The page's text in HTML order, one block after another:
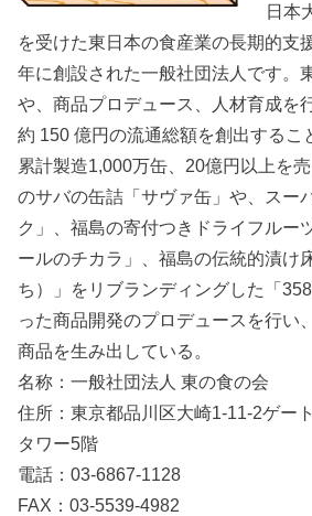
日本
を受けた東日本の食産業の長期的支
年に創設された一般社団法人です。
や、商品プロデュース、人材育成を
約 150 億円の流通総額を創出するこ
累計製造1,000万缶、20億円以上を
のサバの缶詰「サヴァ缶」や、スー
ク」、福島の寄付つきドライフルー
ールのチカラ」、福島の伝統的漬け
ち）」をリブランディングした「
った商品開発のプロデュースを行い
商品を生み出している。
名称：一般社団法人 東の食の会
住所：東京都品川区大崎1-11-2ゲー
タワー5階
電話：03-6867-1128
FAX：03-5539-4982